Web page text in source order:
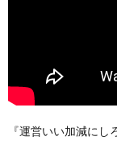
『運営いい加減にし